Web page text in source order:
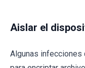
Aislar el
Algunas infecciones